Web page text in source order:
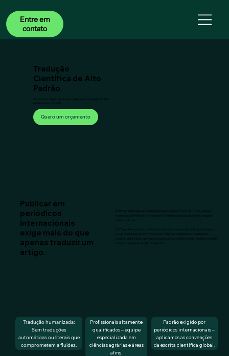
Entre em
contato
Publicar em
periódicos
internacionais
exige mais do que
apenas traduzir um
artigo.
É fundamental que a tradução preserve a coerência científica, siga as
normas acadêmicas internacionais e esteja adaptada ao estilo exigido
pelas revistas.
Na Page Assessoria, realizamos traduções especializadas para artigos,
resumos e textos científicos com máxima fidelidade ao conteúdo
original, garantindo que sua pesquisa seja compreendida e bem recebida
Tradução
Científica de Alto
Padrão
Garantimos clareza, precisão e adequação às exigências das
revistas internacionais
Quero um orçamento
Tradução humanizada:
Sem traduções
automáticas ou literais que
comprometem a fluidez.
Profissionais altamente
qualificados – equipe
especializada em
ciências agrárias e áreas
afins.
Padrão exigido por
periódicos internacionais –
aplicamos as convenções
da escrita científica global.